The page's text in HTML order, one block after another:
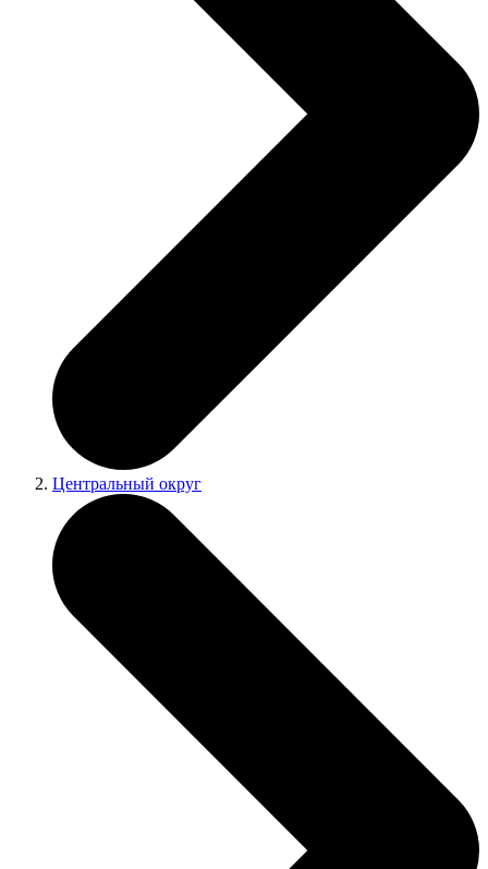
Центральный округ